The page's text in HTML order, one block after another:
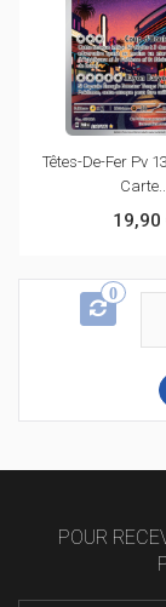
Têtes-De-Fer Pv
Carte...
19,90
0
POUR